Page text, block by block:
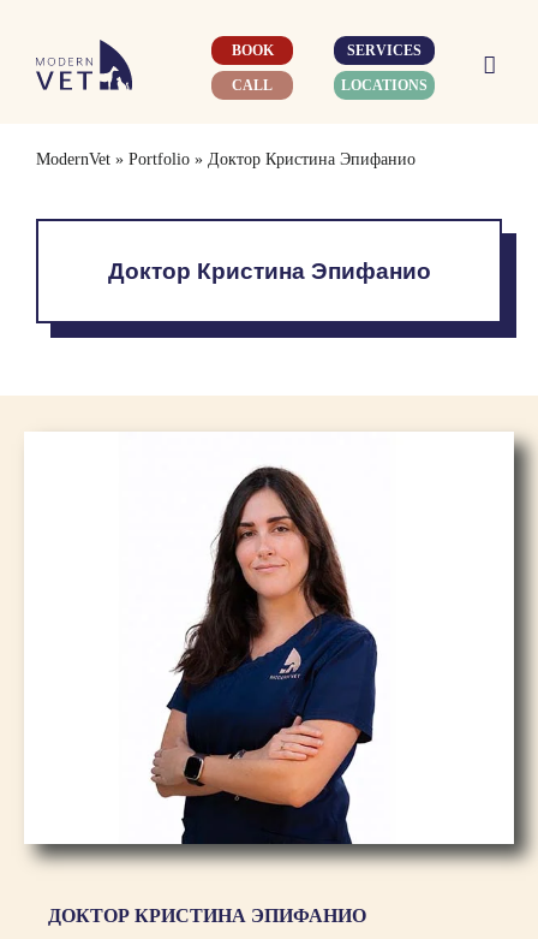
content
BOOK
CALL
SERVICES
LOCATIONS
ModernVet» Portfolio» Доктор Кристина Эпифанио
Доктор Кристина Эпифанио
ДОКТОР КРИСТИНА ЭПИФАНИО